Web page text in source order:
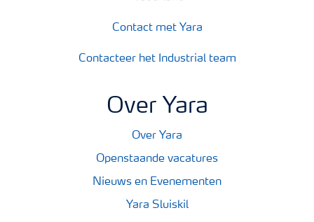
Contact met Yara
Contacteer het Industrial team
Over Yara
Over Yara
Openstaande vacatures
Nieuws en Evenementen
Yara Sluiskil